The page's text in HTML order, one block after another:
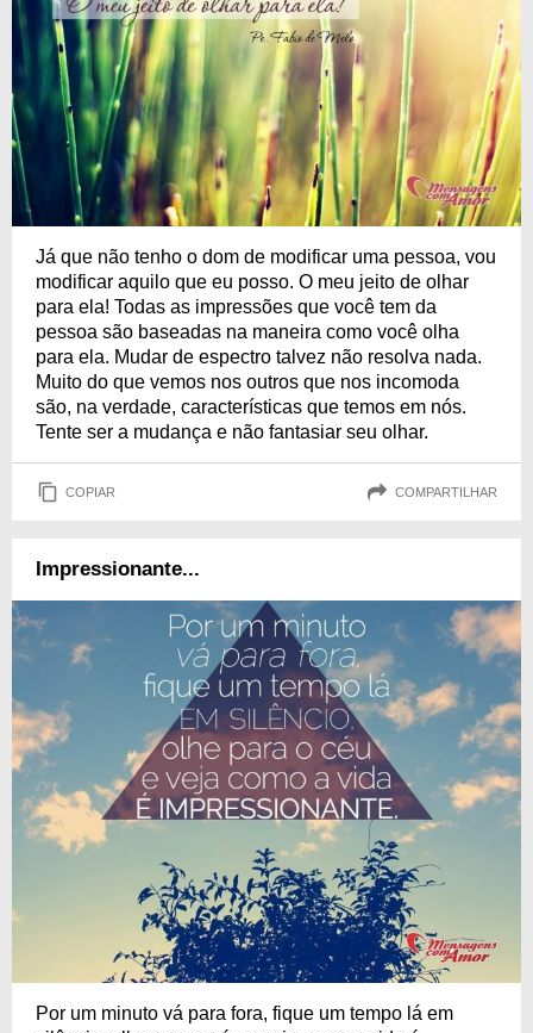
Já que não tenho o dom de modificar uma pessoa, vou
modificar aquilo que eu posso. O meu jeito de olhar
para ela! Todas as impressões que você tem da
pessoa são baseadas na maneira como você olha
para ela. Mudar de espectro talvez não resolva nada.
Muito do que vemos nos outros que nos incomoda
são, na verdade, características que temos em nós.
Tente ser a mudança e não fantasiar seu olhar.
COPIAR COMPARTILHAR
Impressionante...
Por um minuto vá para fora, fique um tempo lá em